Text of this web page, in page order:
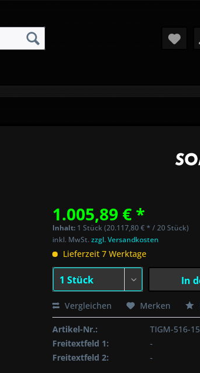
1.005,89 € *
Inhalt: 1 Stück (20.117,80 € * / 20 Stück)
inkl. MwSt.zzgl. Versandkosten
Lieferzeit 7 Werktage
In
Vergleichen Merken
Artikel-Nr.:
TIGM-516-
Freitextfeld 1:
-
Freitextfeld 2:
-